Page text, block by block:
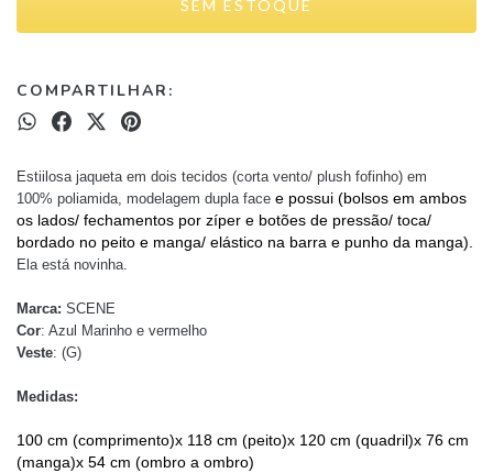
COMPARTILHAR:
Estiilosa jaqueta em dois tecidos (corta vento/ plush fofinho) em
100% poliamida, modelagem dupla face e possui (bolsos em ambos
os lados/ fechamentos por zíper e botões de pressão/ toca/
Ela está novinha.
Marca: SCENE
Cor: Azul Marinho e vermelho
Veste: (G)
Medidas:
100 cm (comprimento)x 118 cm (peito)x 120 cm (quadril)x 76 cm
(manga)x 54 cm (ombro a ombro)